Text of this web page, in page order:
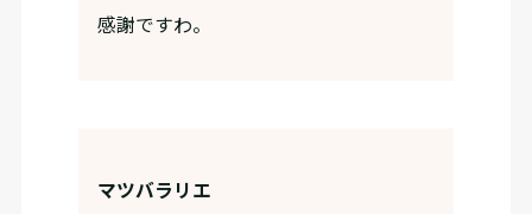
感謝ですわ。
マツバラリエ